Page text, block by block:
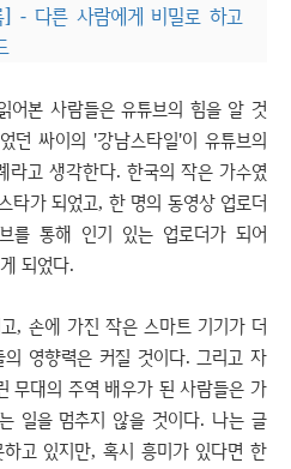
- 다른 사람에게 비밀로 하고
어본 사람들은 유튜브의 힘을 알 것
던 싸이의 '강남스타일'이 유튜브의
라고 생각한다. 한국의 작은 가수였
타가 되었고, 한 명의 동영상 업로더
를 통해 인기 있는 업로더가 되어
되었다.
, 손에 가진 작은 스마트 기기가 더
영향력은 커질 것이다. 그리고 자
무대의 주역 배우가 된 사람들은 가
일을 멈추지 않을 것이다. 나는 글
고 있지만, 혹시 흥미가 있다면 한